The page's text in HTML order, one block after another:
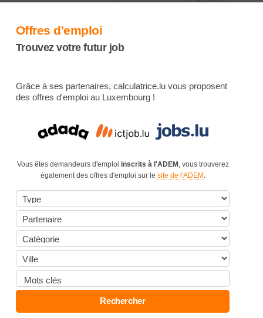
Offres d'emploi
Trouvez votre futur job
Grâce à ses partenaires, calculatrice.lu vous proposent
des offres d'emploi au Luxembourg !
Vous êtes demandeurs d'emploi inscrits à l'ADEM , vous trouverez
également des offres d'emploi sur le site de l'ADEM .